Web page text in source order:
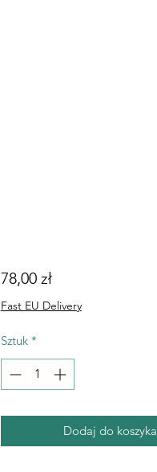
78,00 złCena
Fast EU Delivery
Sztuk *
Dodaj do koszyka